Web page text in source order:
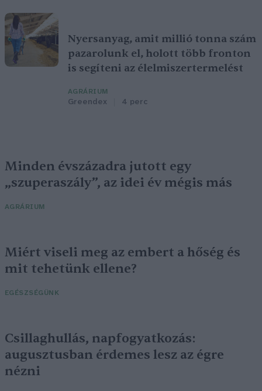
Nyersanyag, amit millió tonna szám
pazarolunk el, holott több fronton
is segíteni az élelmiszertermelést
AGRÁRIUM
Greendex 4 perc
Minden évszázadra jutott egy
„szuperaszály”, az idei év mégis más
AGRÁRIUM
Miért viseli meg az embert a hőség és
mit tehetünk ellene?
EGÉSZSÉGÜNK
Csillaghullás, napfogyatkozás:
augusztusban érdemes lesz az égre
nézni